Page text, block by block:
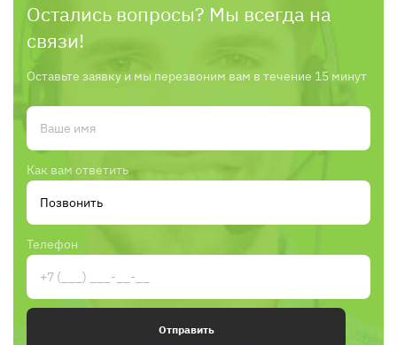
Остались вопросы? Мы всегда на
связи!
Оставьте заявку и мы перезвоним вам в течение 15 минут
Как вам ответить
Телефон
Отправить